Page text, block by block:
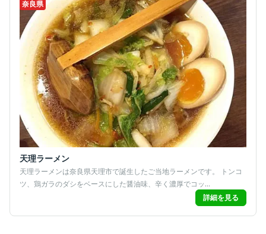
奈良県
天理ラーメン
天理ラーメンは奈良県天理市で誕生したご当地ラーメンです。 トンコ
ツ、鶏ガラのダシをベースにした醤油味、辛く濃厚でコッ...
詳細を見る